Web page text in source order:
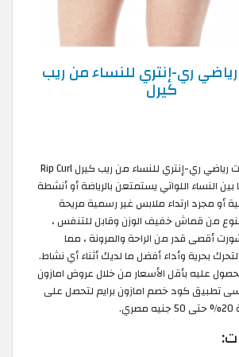
ري-إنتري للنساء من ريب
كيرل
يعتبر الشورت رياضي ري-إنتري للنساء من ريب كيرل Rip Curl
بين النساء اللواتي يستمتعن بالرياضة أو أنشطة
أو مجرد ارتداء ملابس غير رسمية مريحة
من قماش خفيف الوزن وقابل للتنفس ،
أقصى قدر من الراحة والمرونة ، مما
بحرية وأداء أفضل ما لديك أثناء أي نشاط.
عليه بأقل الأسعار من خلال عروض امازون
تطبيق كود خصم امازون برايم لتحصل على